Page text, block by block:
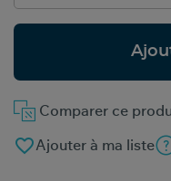
favorite_borderAjouter à ma liste
Comparer ce